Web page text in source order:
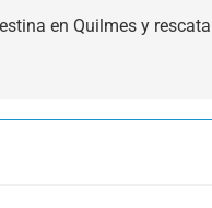
en Quilmes y